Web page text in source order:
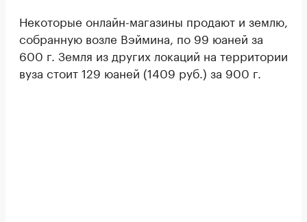
Некоторые онлайн-магазины продают и землю,
собранную возле Вэймина, по 99 юаней за
600 г. Земля из других локаций на территории
вуза стоит 129 юаней (1409 руб.) за 900 г.